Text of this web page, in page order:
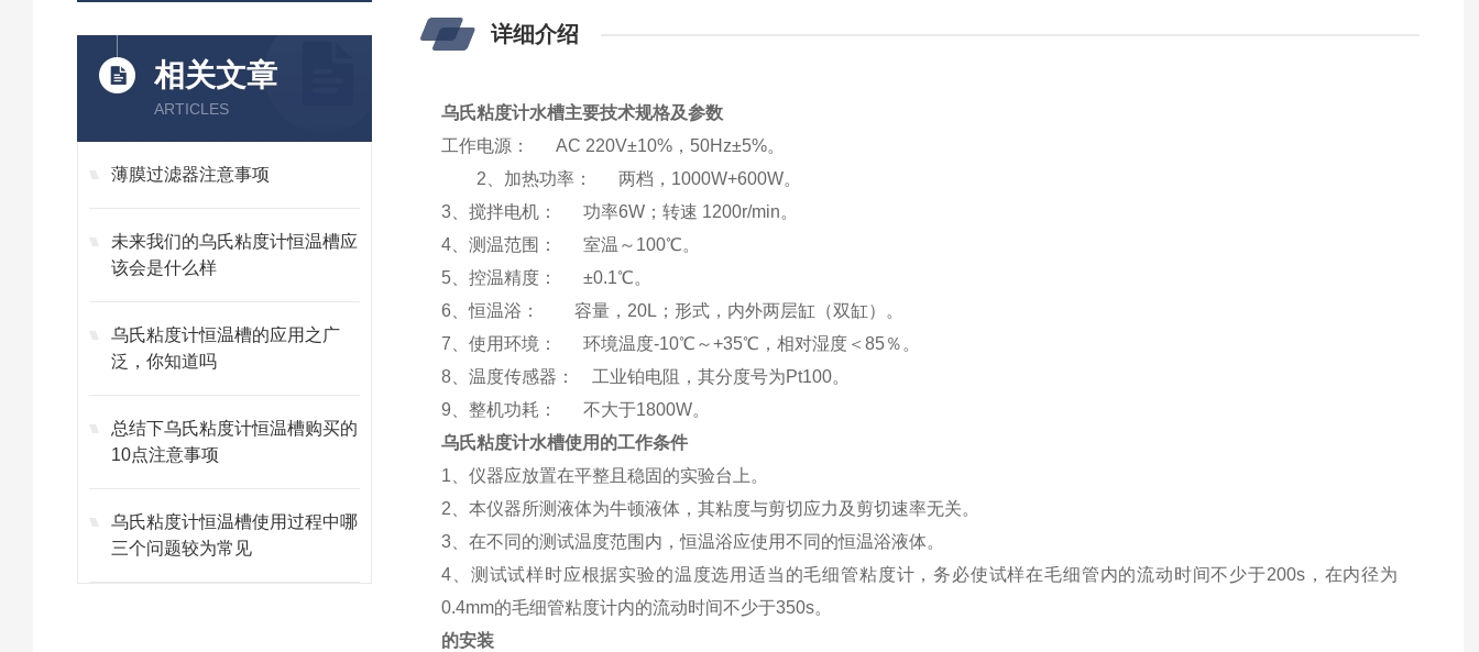
相关文章
ARTICLES
薄膜过滤器注意事项
未来我们的乌氏粘度计恒温槽应
该会是什么样
乌氏粘度计恒温槽的应用之广
泛，你知道吗
总结下乌氏粘度计恒温槽购买的
10点注意事项
乌氏粘度计恒温槽使用过程中哪
三个问题较为常见
详细介绍
乌氏粘度计水槽主要技术规格及参数
工作电源： AC 220V±10%，50Hz±5%。
2、加热功率： 两档，1000W+600W。
3、搅拌电机： 功率6W；转速 1200r/min。
4、测温范围： 室温～100℃。
5、控温精度：±0.1℃。
6、恒温浴： 容量，20L；形式，内外两层缸（双缸）。
7、使用环境： 环境温度-10℃ ～+35℃，相对湿度＜85％。
8、温度传感器： 工业铂电阻，其分度号为Pt100。
9、整机功耗：不大于1800W。
乌氏粘度计水槽使用的工作条件
1、仪器应放置在平整且稳固的实验台上。
2、本仪器所测液体为牛顿液体，其粘度与剪切应力及剪切速率无关。
3、在不同的测试温度范围内，恒温浴应使用不同的恒温浴液体。
4、测试试样时应根据实验的温度选用适当的毛细管粘度计，务必使试样在毛细管内的流动时间不少于200s，在内径为
0.4mm的毛细管粘度计内的流动时间不少于350s。
的安装